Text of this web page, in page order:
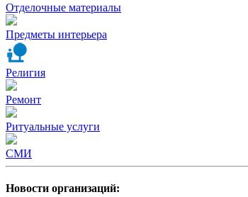
Отделочные материалы
Предметы интерьера
Религия
Ремонт
Ритуальные услуги
СМИ
Новости организаций: